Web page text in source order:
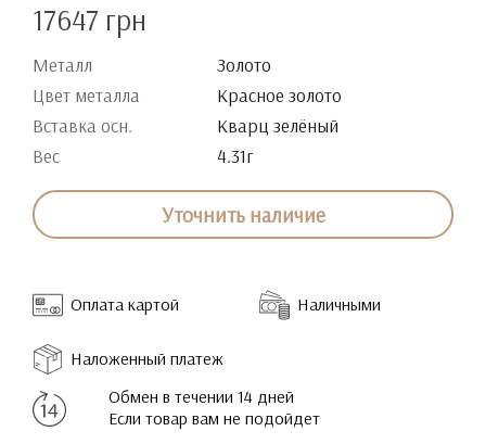
17647 грн
Металл
Золото
Цвет металла
Красное золото
Вставка осн.
Кварц зелёный
Вес
4.31г
Уточнить наличие
Оплата картой Наличными
Наложенный платеж
Обмен в течении 14 дней
Если товар вам не подойдет